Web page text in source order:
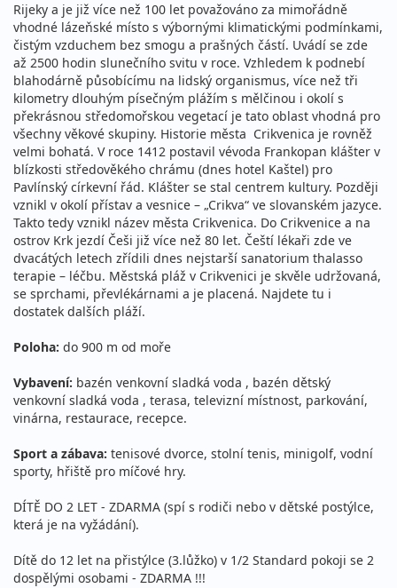
Rijeky a je již více než 100 let považováno za mimořádně
vhodné lázeňské místo s výbornými klimatickými podmínkami,
čistým vzduchem bez smogu a prašných částí. Uvádí se zde
až 2500 hodin slunečního svitu v roce. Vzhledem k podnebí
blahodárně působícímu na lidský organismus, více než tři
kilometry dlouhým písečným plážím s mělčinou i okolí s
překrásnou středomořskou vegetací je tato oblast vhodná pro
všechny věkové skupiny. Historie města Crikvenica je rovněž
velmi bohatá. V roce 1412 postavil vévoda Frankopan klášter v
blízkosti středověkého chrámu (dnes hotel Kaštel) pro
Pavlínský církevní řád. Klášter se stal centrem kultury. Později
vznikl v okolí přístav a vesnice – „Crikva“ ve slovanském jazyce.
Takto tedy vznikl název města Crikvenica. Do Crikvenice a na
ostrov Krk jezdí Češi již více než 80 let. Čeští lékaři zde ve
dvacátých letech zřídili dnes nejstarší sanatorium thalasso
terapie – léčbu. Městská pláž v Crikvenici je skvěle udržovaná,
se sprchami, převlékárnami a je placená. Najdete tu i
dostatek dalších pláží.
Poloha: do 900 m od moře
Vybavení: bazén venkovní sladká voda , bazén dětský
venkovní sladká voda , terasa, televizní místnost, parkování,
vinárna, restaurace, recepce.
Sport a zábava: tenisové dvorce, stolní tenis, minigolf, vodní
sporty, hřiště pro míčové hry.
DÍTĚ DO 2 LET - ZDARMA (spí s rodiči nebo v dětské postýlce,
která je na vyžádání).
Dítě do 12 let na přistýlce (3.lůžko) v 1/2 Standard pokoji se 2
dospělými osobami - ZDARMA !!!